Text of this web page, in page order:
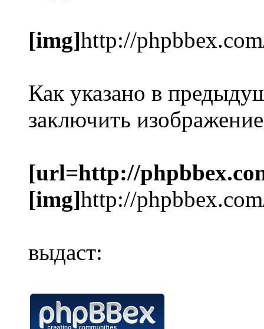
[img]http://
Как указано в
заключить
[url=http://
[img]http://
выдаст: